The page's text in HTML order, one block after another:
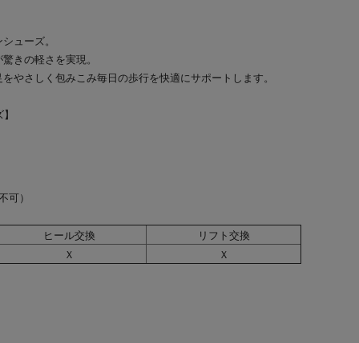
ューズ。
きの軽さを実現。
やさしく包みこみ毎日の歩行を快適にサポートします。
可）
ヒール交換
リフト交換
Ｘ Ｘ